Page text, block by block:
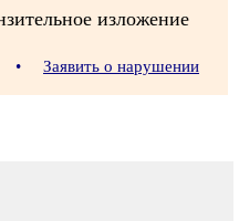
изложение
• Заявить о нарушении